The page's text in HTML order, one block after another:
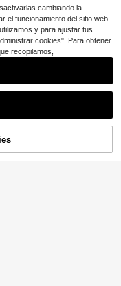
BOLSA
cambiando la
el funcionamiento del sitio web.
y para ajustar tus
cookies". Para obtener
recopilamos,